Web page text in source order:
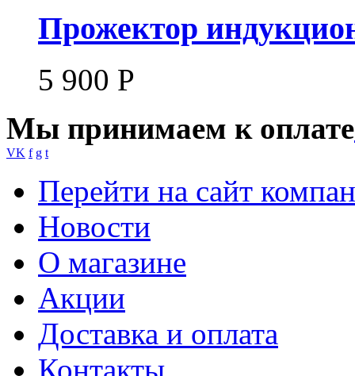
Прожектор
5 900 Р
Мы принимаем к оплате
VK f g t
Перейти на сайт
Новости
О магазине
Акции
Доставка и оплата
Контакты